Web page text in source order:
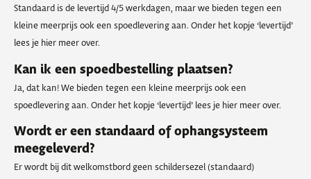
Standaard is de levertijd 4/5 werkdagen, maar we bieden tegen een
kleine meerprijs ook een spoedlevering aan. Onder het kopje ‘levertijd’
lees je hier meer over.
Kan ik een spoedbestelling plaatsen?
Ja, dat kan! We bieden tegen een kleine meerprijs ook een
spoedlevering aan. Onder het kopje ‘levertijd’ lees je hier meer over.
Wordt er een standaard of ophangsysteem
meegeleverd?
Er wordt bij dit welkomstbord geen schildersezel (standaard)